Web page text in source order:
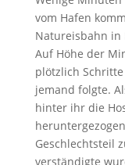
vom Hafen
Natureisbahn in
Auf Höhe der
plötzlich
jemand folgte.
hinter ihr die
Geschlechtsteil
verständigte